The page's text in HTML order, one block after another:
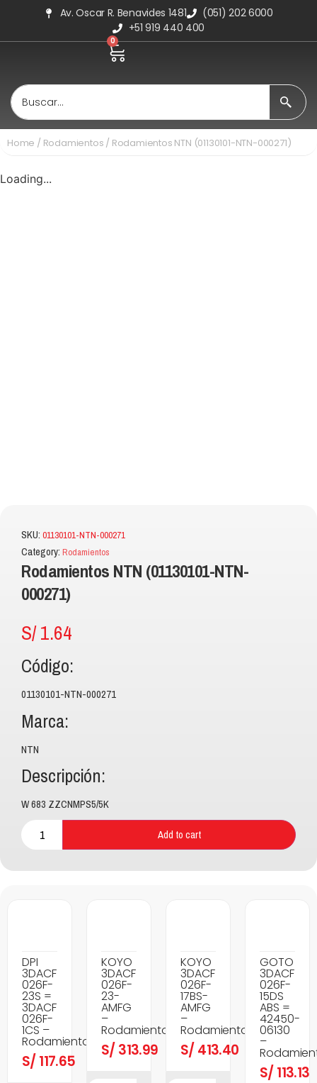
Av. Oscar R. Benavides 1481
(051) 202 6000
+51 919 440 400
0
Home / Rodamientos / Rodamientos NTN (01130101-NTN-000271)
Loading...
SKU: 01130101-NTN-000271
Category: Rodamientos
Rodamientos NTN (01130101-NTN-
000271)
S/1.64
Código:
01130101-NTN-000271
Marca:
NTN
Descripción:
W 683 ZZCNMPS5/5K
Add to cart
DPI
3DACF
026F-
23S =
3DACF
026F-
1CS –
Rodamientos
S/ 117.65
KOYO
3DACF
026F-
23-
AMFG
–
Rodamientos
S/ 313.99
KOYO
3DACF
026F-
17BS-
AMFG
–
Rodamientos
S/ 413.40
GOTO
3DACF
026F-
15DS
ABS =
42450-
06130
–
S/ 113.13